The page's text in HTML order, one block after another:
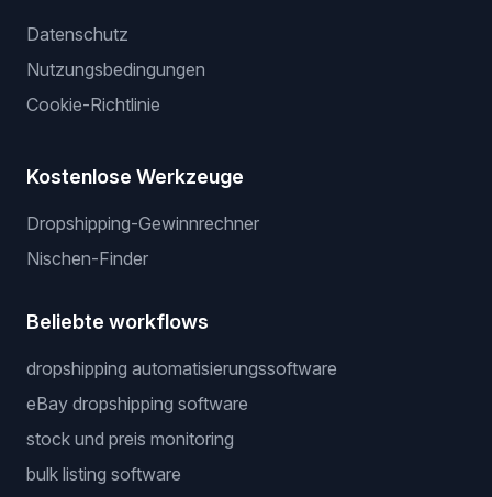
Datenschutz
Nutzungsbedingungen
Cookie-Richtlinie
Kostenlose Werkzeuge
Dropshipping-Gewinnrechner
Nischen-Finder
Beliebte workflows
dropshipping automatisierungssoftware
eBay dropshipping software
stock und preis monitoring
bulk listing software